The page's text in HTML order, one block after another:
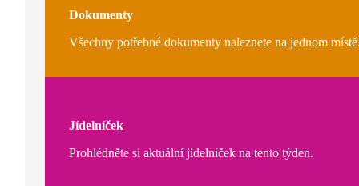
Dokumenty
Všechny potřebné dokumenty naleznete na jednom
Jídelníček
Prohlédněte si aktuální jídelníček na tento týden.